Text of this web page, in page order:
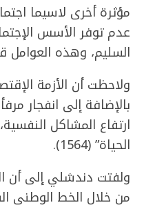
مؤثرة أخرى لاسيما
عدم توفر الأسس
السليم، وهذه العوامل
ولاحظت أن الأزمة
بالإضافة إلى انفجار
ارتفاع المشاكل
الحياة” (1564).
ولفتت دندشلي إلى أن
من خلال الخط الوطني